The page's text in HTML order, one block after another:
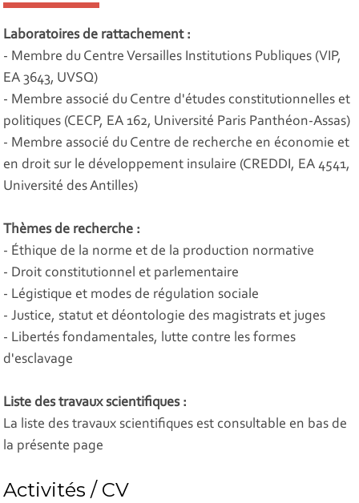
Laboratoires de rattachement :
- Membre du Centre Versailles Institutions Publiques (VIP,
EA 3643, UVSQ)
- Membre associé du Centre d'études constitutionnelles et
politiques (CECP, EA 162, Université Paris Panthéon-Assas)
- Membre associé du Centre de recherche en économie et
en droit sur le développement insulaire (CREDDI, EA 4541,
Université des Antilles)
Thèmes de recherche :
- Éthique de la norme et de la production normative
- Droit constitutionnel et parlementaire
- Légistique et modes de régulation sociale
- Justice, statut et déontologie des magistrats et juges
- Libertés fondamentales, lutte contre les formes
d'esclavage
Liste des travaux scientifiques :
La liste des travaux scientifiques est consultable en bas de
la présente page
Activités / CV